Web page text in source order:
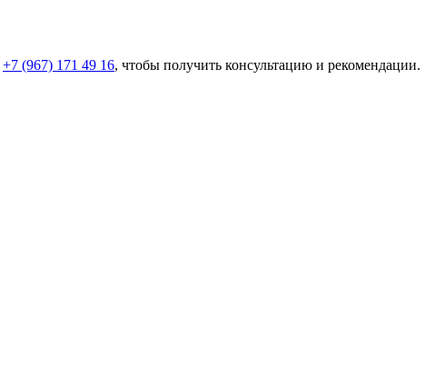
+7 (967) 171 49 16, чтобы получить консультацию и рекомендации.